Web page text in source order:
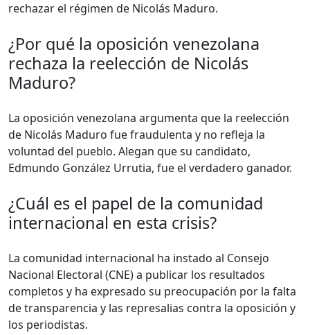
rechazar el régimen de Nicolás Maduro.
¿Por qué la oposición venezolana
rechaza la reelección de Nicolás
Maduro?
La oposición venezolana argumenta que la reelección
de Nicolás Maduro fue fraudulenta y no refleja la
voluntad del pueblo. Alegan que su candidato,
Edmundo González Urrutia, fue el verdadero ganador.
¿Cuál es el papel de la comunidad
internacional en esta crisis?
La comunidad internacional ha instado al Consejo
Nacional Electoral (CNE) a publicar los resultados
completos y ha expresado su preocupación por la falta
de transparencia y las represalias contra la oposición y
los periodistas.